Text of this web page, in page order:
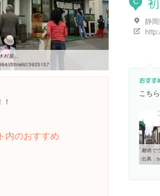
村屋 ...
dtlrvwlst/3925157
内のおすすめ
静
こち
離島で
出典：